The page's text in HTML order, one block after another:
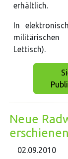
erhältlich.
In
militärischen
Lettisch).
Neue
02.09.2010